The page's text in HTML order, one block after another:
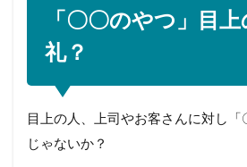
「〇〇のやつ」目
礼？
目上の人、上司やお客さんに対し
じゃないか？